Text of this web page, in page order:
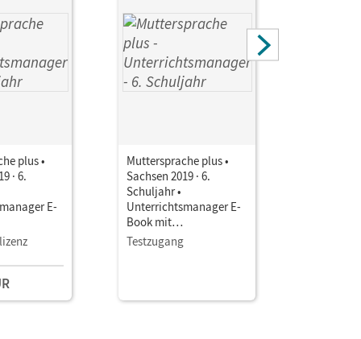
plus •
· 6.
E-
Muttersprache plus •
Sachsen 2019 · 6.
Schuljahr •
Unterrichtsmanager E-
Book mit
Lehrkräftematerialien
und Planungstools
Testzugang